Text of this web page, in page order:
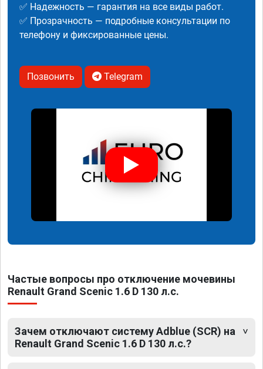
✅ Надежность — гарантия на все виды работ.
✅ Прозрачность — подробные консультации по
телефону и фиксированные цены.
Позвонить Telegram
Частые вопросы про отключение мочевины
Renault Grand Scеniс 1.6 D 130 л.с.
Зачем отключают систему Adblue (SCR) на
Renault Grand Scеniс 1.6 D 130 л.с.?